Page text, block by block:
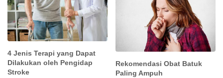
4 Jenis Terapi yang Dapat
Dilakukan oleh Pengidap
Stroke
Rekomendasi Obat Batuk
Paling Ampuh